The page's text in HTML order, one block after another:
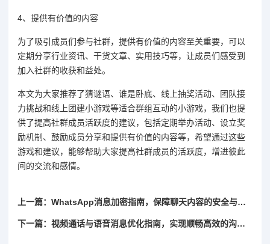
4、提供有价值的内容
为了吸引成员们参与社群，提供有价值的内容至关重要，可以
定期分享行业资讯、干货文章、实用技巧等，让成员们感受到
加入社群的收获和益处。
本文为大家推荐了猜谜语、谁是卧底、线上抽奖活动、团队接
力挑战和线上团建小游戏等适合群组互动的小游戏，我们也提
供了提高社群成员活跃度的建议，包括定期举办活动、设立奖
励机制、鼓励成员分享和提供有价值的内容等，希望通过这些
游戏和建议，能够帮助大家提高社群成员的活跃度，增进彼此
间的交流和感情。
上一篇：WhatsApp消息加密指南，保障聊天内容的安全与可靠性
下一篇：视频通话与语音消息优化指南，实现顺畅高效的沟通体验